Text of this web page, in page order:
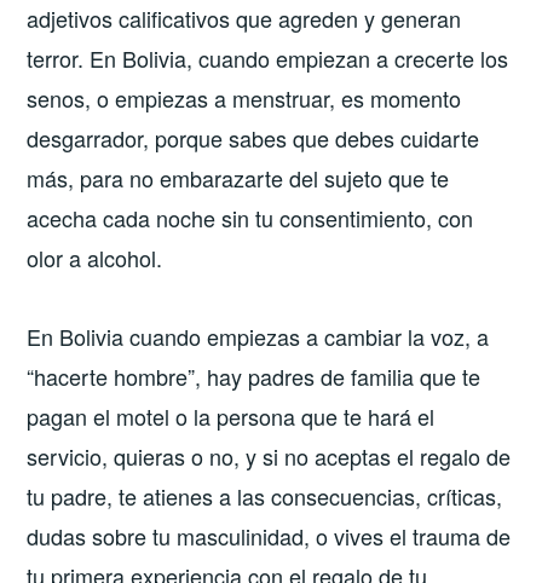
adjetivos calificativos que agreden y generan
terror. En Bolivia, cuando empiezan a crecerte los
senos, o empiezas a menstruar, es momento
desgarrador, porque sabes que debes cuidarte
más, para no embarazarte del sujeto que te
acecha cada noche sin tu consentimiento, con
olor a alcohol.
En Bolivia cuando empiezas a cambiar la voz, a
“hacerte hombre”, hay padres de familia que te
pagan el motel o la persona que te hará el
servicio, quieras o no, y si no aceptas el regalo de
tu padre, te atienes a las consecuencias, críticas,
dudas sobre tu masculinidad, o vives el trauma de
tu primera experiencia con el regalo de tu